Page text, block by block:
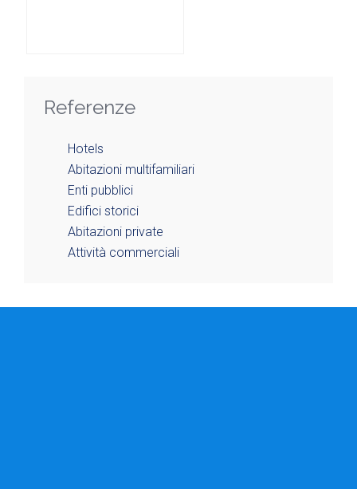
Referenze
Hotels
Abitazioni multifamiliari
Enti pubblici
Edifici storici
Abitazioni private
Attività commerciali